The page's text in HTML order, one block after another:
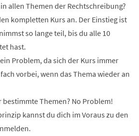
allen Themen der Rechtschreibung?
kompletten Kurs an. Der Einstieg ist
so lange teil, bis du alle 10
hast.
Problem, da sich der Kurs immer
vorbei, wenn das Thema wieder an
Themen? No Problem!
kannst du dich im Voraus zu den